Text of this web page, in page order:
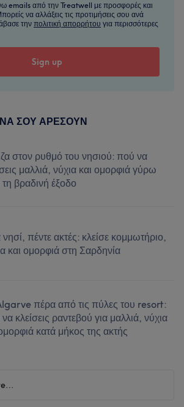
emails από την Treatwell με προσφορές και
να αλλάξεις τις προτιμήσεις σου ανά
την πολιτική απορρήτου για περισσότερες
ΣΟΥ ΑΡΈΣΟΥΝ
στον ρυθμό του νησιού: πού να
μαλλιά, νύχια και ομορφιά γύρω
βραδινή έξοδο
πέντε ακτές: κλείσε κομμωτήριο,
και ομορφιά στη Σαρδηνία
πέρα από τις πύλες του resort:
κλείσεις ραντεβού για μαλλιά, νύχια
κατά μήκος της ακτής